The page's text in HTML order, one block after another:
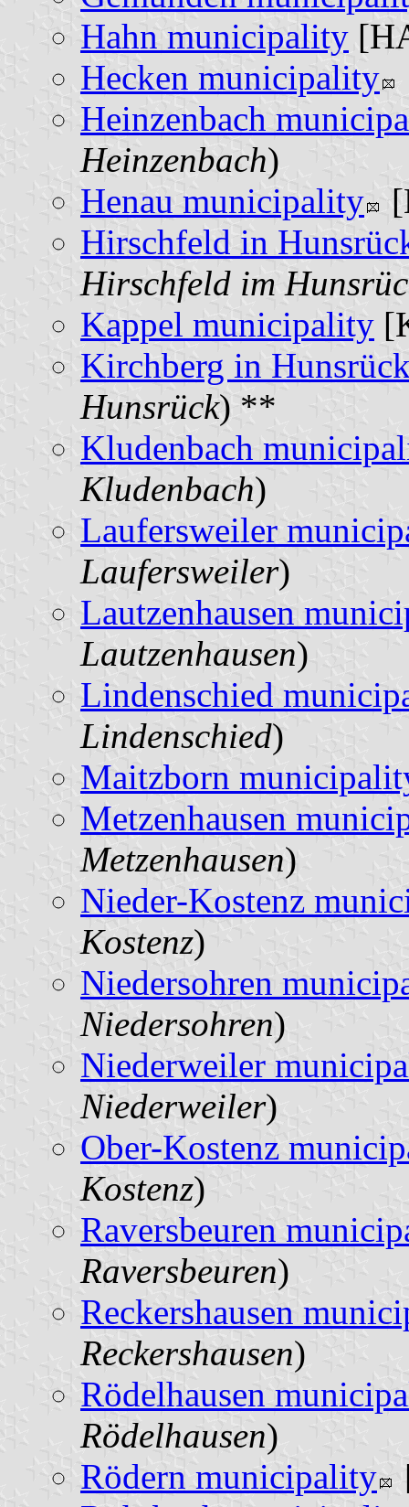
Hahn municipality
Hecken municipality
Heinzenbach
Heinzenbach)
Henau municipality
Hirschfeld in
Hirschfeld im
Kappel municipality
Kirchberg in
Hunsrück) **
Kludenbach
Kludenbach)
Laufersweiler
Laufersweiler)
Lautzenhausen
Lautzenhausen)
Lindenschied
Lindenschied)
Maitzborn
Metzenhausen
Metzenhausen)
Nieder-Kostenz
Kostenz)
Niedersohren
Niedersohren)
Niederweiler
Niederweiler)
Ober-Kostenz
Kostenz)
Raversbeuren
Raversbeuren)
Reckershausen
Reckershausen)
Rödelhausen
Rödelhausen)
Rödern municipality